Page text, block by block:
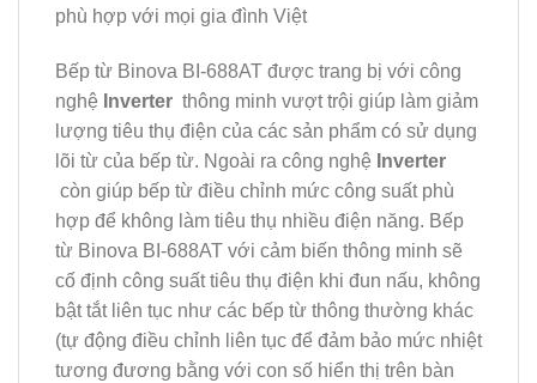
phù hợp với mọi gia đình Việt
Bếp từ Binova BI-688AT được trang bị với công
nghệ Inverter thông minh vượt trội giúp làm giảm
lượng tiêu thụ điện của các sản phẩm có sử dụng
lõi từ của bếp từ. Ngoài ra công nghệ Inverter
còn giúp bếp từ điều chỉnh mức công suất phù
hợp để không làm tiêu thụ nhiều điện năng. Bếp
từ Binova BI-688AT với cảm biến thông minh sẽ
cố định công suất tiêu thụ điện khi đun nấu, không
bật tắt liên tục như các bếp từ thông thường khác
(tự động điều chỉnh liên tục để đảm bảo mức nhiệt
tương đương bằng với con số hiển thị trên bàn